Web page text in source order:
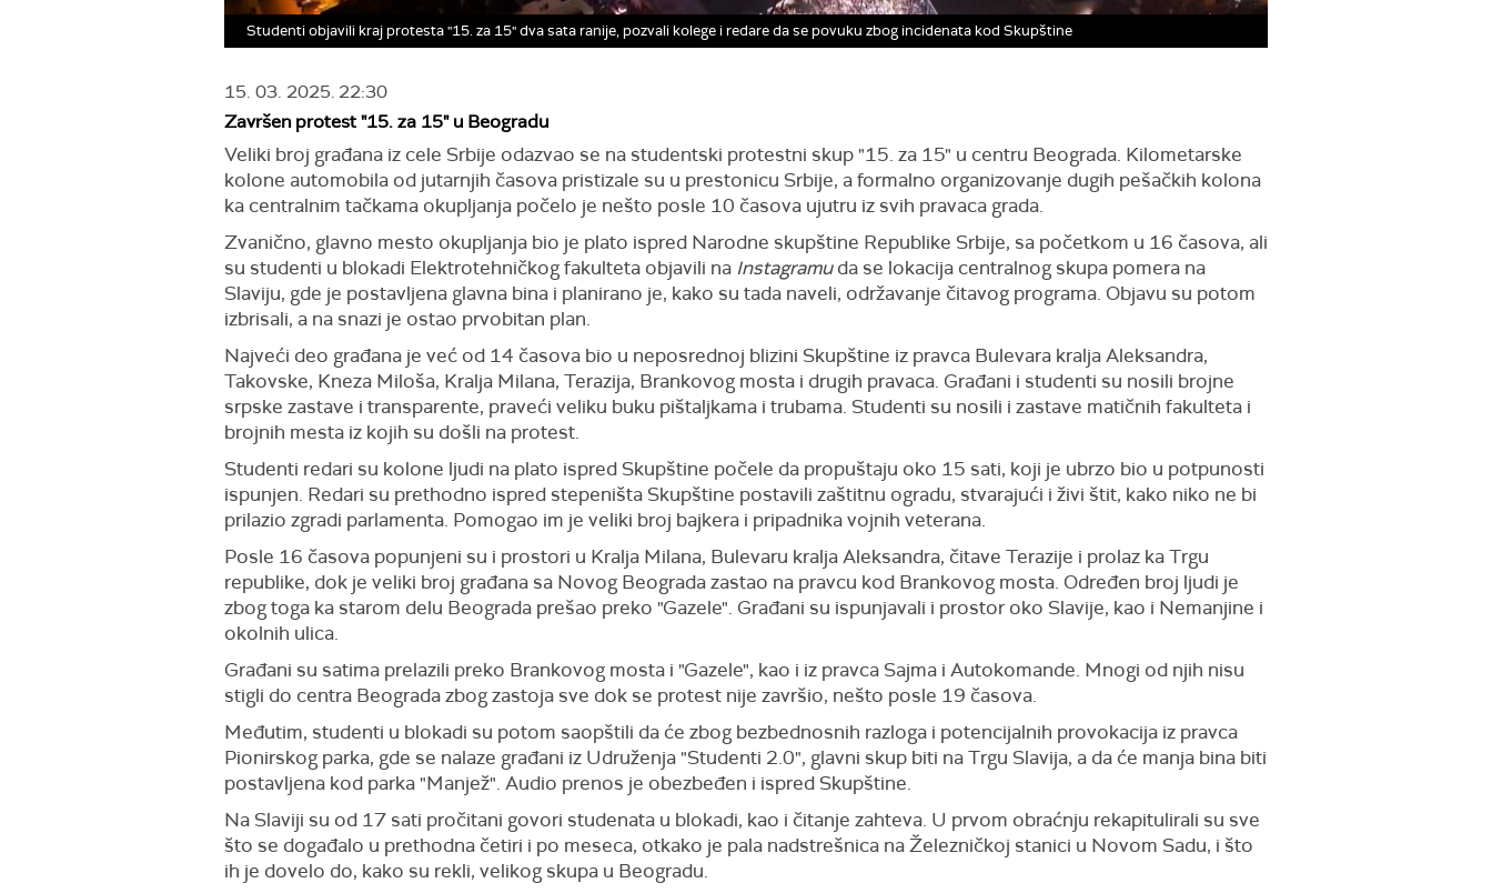
Studenti objavili kraj protesta "15. za 15" dva sata ranije, pozvali kolege i redare da se povuku zbog incidenata kod Skupštine
15. 03. 2025.22:30
Završen protest "15. za 15" u Beogradu
Veliki broj građana iz cele Srbije odazvao se na studentski protestni skup "15. za 15" u centru Beograda. Kilometarske
kolone automobila od jutarnjih časova pristizale su u prestonicu Srbije, a formalno organizovanje dugih pešačkih kolona
ka centralnim tačkama okupljanja počelo je nešto posle 10 časova ujutru iz svih pravaca grada.
Zvanično, glavno mesto okupljanja bio je plato ispred Narodne skupštine Republike Srbije, sa početkom u 16 časova, ali
su studenti u blokadi Elektrotehničkog fakulteta objavili na Instagramuda se lokacija centralnog skupa pomera na
Slaviju, gde je postavljena glavna bina i planirano je, kako su tada naveli, održavanje čitavog programa. Objavu su potom
izbrisali, a na snazi je ostao prvobitan plan.
Najveći deo građana je već od 14 časova bio u neposrednoj blizini Skupštine iz pravca Bulevara kralja Aleksandra,
Takovske, Kneza Miloša, Kralja Milana, Terazija, Brankovog mosta i drugih pravaca. Građani i studenti su nosili brojne
srpske zastave i transparente, praveći veliku buku pištaljkama i trubama. Studenti su nosili i zastave matičnih fakulteta i
brojnih mesta iz kojih su došli na protest.
Studenti redari su kolone ljudi na plato ispred Skupštine počele da propuštaju oko 15 sati, koji je ubrzo bio u potpunosti
ispunjen. Redari su prethodno ispred stepeništa Skupštine postavili zaštitnu ogradu, stvarajući i živi štit, kako niko ne bi
prilazio zgradi parlamenta. Pomogao im je veliki broj bajkera i pripadnika vojnih veterana.
Posle 16 časova popunjeni su i prostori u Kralja Milana, Bulevaru kralja Aleksandra, čitave Terazije i prolaz ka Trgu
republike, dok je veliki broj građana sa Novog Beograda zastao na pravcu kod Brankovog mosta. Određen broj ljudi je
zbog toga ka starom delu Beograda prešao preko "Gazele". Građani su ispunjavali i prostor oko Slavije, kao i Nemanjine i
okolnih ulica.
Građani su satima prelazili preko Brankovog mosta i "Gazele", kao i iz pravca Sajma i Autokomande. Mnogi od njih nisu
stigli do centra Beograda zbog zastoja sve dok se protest nije završio, nešto posle 19 časova.
Međutim, studenti u blokadi su potom saopštili da će zbog bezbednosnih razloga i potencijalnih provokacija iz pravca
Pionirskog parka, gde se nalaze građani iz Udruženja "Studenti 2.0", glavni skup biti na Trgu Slavija, a da će manja bina biti
postavljena kod parka "Manjež". Audio prenos je obezbeđen i ispred Skupštine.
Na Slaviji su od 17 sati pročitani govori studenata u blokadi, kao i čitanje zahteva. U prvom obraćnju rekapitulirali su sve
što se događalo u prethodna četiri i po meseca, otkako je pala nadstrešnica na Železničkoj stanici u Novom Sadu, i što
ih je dovelo do, kako su rekli, velikog skupa u Beogradu.